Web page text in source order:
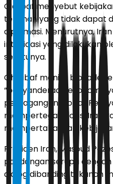
Gjalibaf menyebut
tekanan yang tidak dapat
diplomasi. Menurutnya,
intimidasi yang dilakukan
sekutunya.
Ghalibaf menilai blokade
“penyanderaan ekonomi”
perdagangan global.
mempertegas posisi Iran
mempertahankan
Presiden Iran, Masoud
pandangan serupa
dialog dibanding tekanan